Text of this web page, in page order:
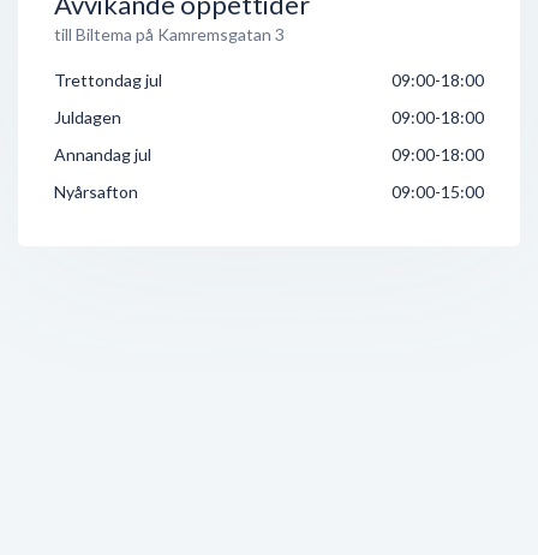
till Biltema på Kamremsgatan 3
Trettondag jul
09:00-18:00
Juldagen
09:00-18:00
Annandag jul
09:00-18:00
Nyårsafton
09:00-15:00